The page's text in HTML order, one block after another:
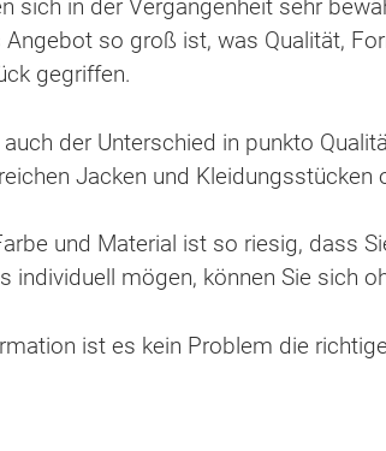
sich in der Vergangenheit sehr
so groß ist, was Qualität,
gegriffen.
der Unterschied in punkto
Jacken und Kleidungsstücken
und Material ist so riesig, dass
individuell mögen, können Sie sich
ist es kein Problem die